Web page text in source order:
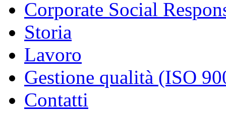
Corporate Social
Storia
Lavoro
Gestione qualità (ISO
Contatti